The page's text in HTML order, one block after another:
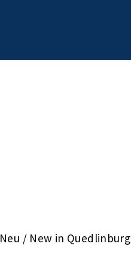
Neu / New in Quedlinburg